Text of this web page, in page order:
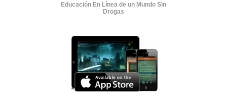
Educación En Línea de un Mundo Sin
Drogas